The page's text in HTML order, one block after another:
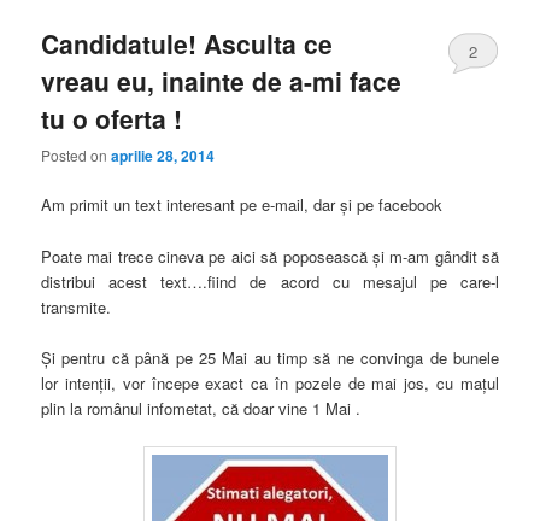
Candidatule! Asculta ce
vreau eu, inainte de a-mi face
tu o oferta !
Posted onaprilie 28, 2014
2
Am primit un text interesant pe e-mail, dar şi pe facebook
Poate mai trece cineva pe aici să poposească şi m-am gândit să
distribui acest text….fiind de acord cu mesajul pe care-l
transmite.
Şi pentru că până pe 25 Mai au timp să ne convinga de bunele
lor intenţii, vor începe exact ca în pozele de mai jos, cu maţul
plin la românul infometat, că doar vine 1 Mai .